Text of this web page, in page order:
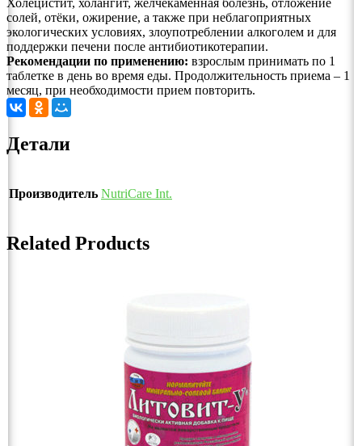
Холецистит, холангит, желчекаменная болезнь, отложение
солей, отёки, ожирение, а также при неблагоприятных
экологических условиях, злоупотреблении алкоголем и для
поддержки печени после антибиотикотерапии.
Рекомендации по применению: взрослым принимать по 1
таблетке в день во время еды. Продолжительность приема – 1
месяц, при необходимости прием повторить.
Детали
Производитель NutriCare Int.
Related Products